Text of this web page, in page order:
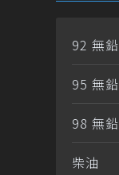
92 無鉛
95 無鉛
98 無鉛
柴油